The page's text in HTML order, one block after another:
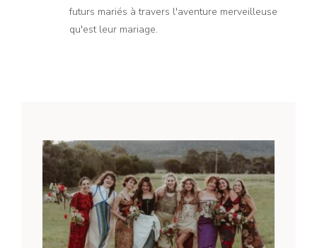
futurs mariés à travers l'aventure merveilleuse
qu'est leur mariage.